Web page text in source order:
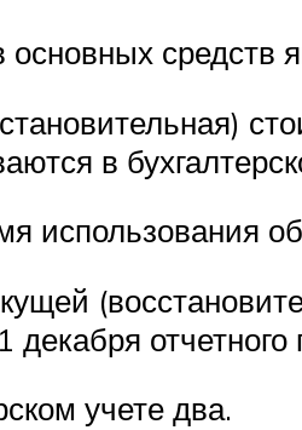
средств
в
использования
отчетного
учете два.